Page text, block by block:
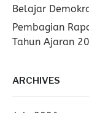
Belajar
Pembagian
Tahun Ajaran
ARCHIVES